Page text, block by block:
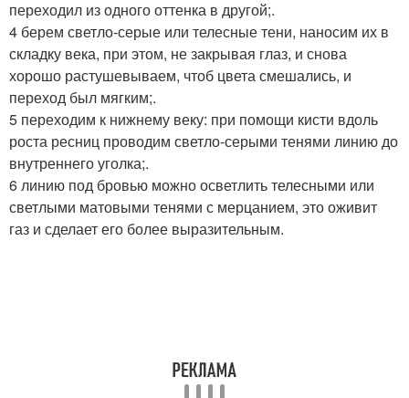
переходил из одного оттенка в другой;.
4 берем светло-серые или телесные тени, наносим их в
складку века, при этом, не закрывая глаз, и снова
хорошо растушевываем, чтоб цвета смешались, и
переход был мягким;.
5 переходим к нижнему веку: при помощи кисти вдоль
роста ресниц проводим светло-серыми тенями линию до
внутреннего уголка;.
6 линию под бровью можно осветлить телесными или
светлыми матовыми тенями с мерцанием, это оживит
газ и сделает его более выразительным.